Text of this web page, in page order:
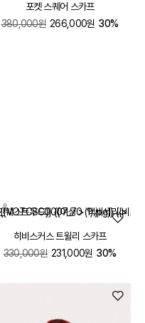
포켓 스퀘어 스카프
266,000원
380,000원 30%
히비스커스 트윌리 스카프
231,000원
330,000원 30%